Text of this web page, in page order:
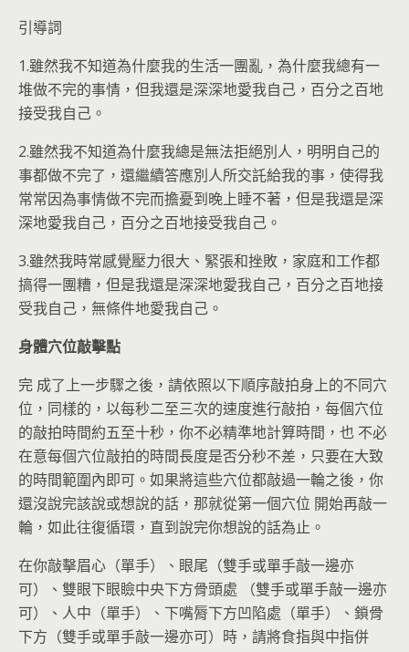
引導詞
1.雖然我不知道為什麼我的生活一團亂，為什麼我總有一
堆做不完的事情，但我還是深深地愛我自己，百分之百地
接受我自己。
2.雖然我不知道為什麼我總是無法拒絕別人，明明自己的
事都做不完了，還繼續答應別人所交託給我的事，使得我
常常因為事情做不完而擔憂到晚上睡不著，但是我還是深
深地愛我自己，百分之百地接受我自己。
3.雖然我時常感覺壓力很大、緊張和挫敗，家庭和工作都
搞得一團糟，但是我還是深深地愛我自己，百分之百地接
受我自己，無條件地愛我自己。
身體穴位敲擊點
完 成了上一步驟之後，請依照以下順序敲拍身上的不同穴
位，同樣的，以每秒二至三次的速度進行敲拍，每個穴位
的敲拍時間約五至十秒，你不必精準地計算時間，也 不必
在意每個穴位敲拍的時間長度是否分秒不差，只要在大致
的時間範圍內即可。如果將這些穴位都敲過一輪之後，你
還沒說完該說或想說的話，那就從第一個穴位 開始再敲一
輪，如此往復循環，直到說完你想說的話為止。
在你敲擊眉心（單手）、眼尾（雙手或單手敲一邊亦
可）、雙眼下眼瞼中央下方骨頭處 （雙手或單手敲一邊亦
可）、人中（單手）、下嘴脣下方凹陷處（單手）、鎖骨
下方（雙手或單手敲一邊亦可）時，請將食指與中指併